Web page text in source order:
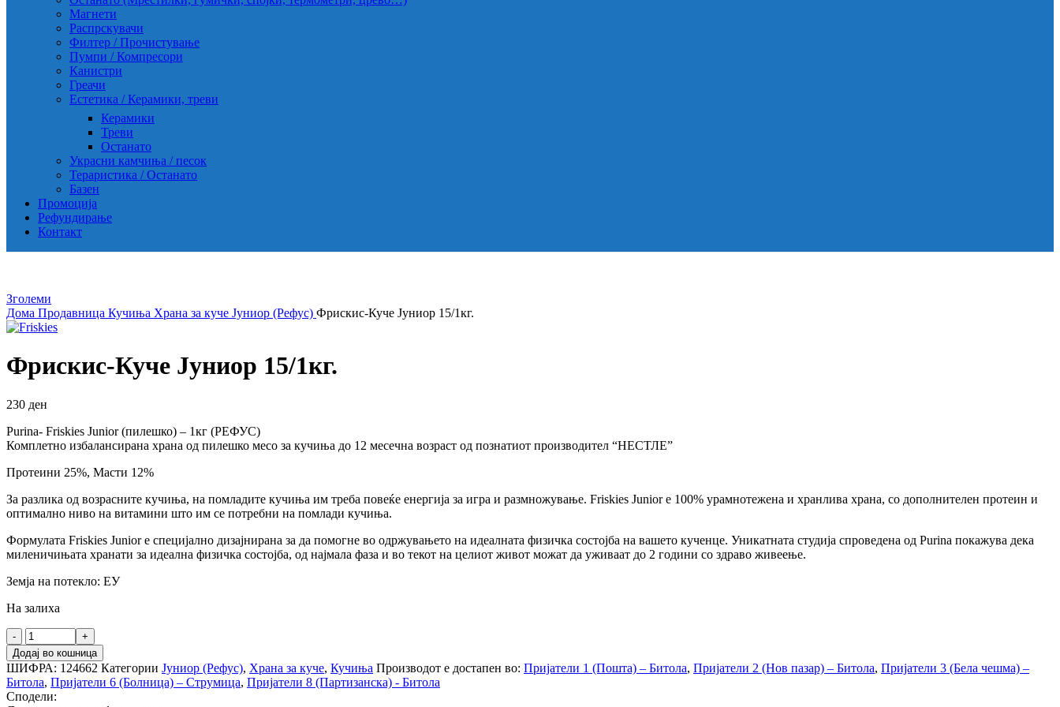
Магнети
Распрскувачи
Филтер / Прочистување
Пумпи / Компресори
Канистри
Греачи
Естетика / Керамики, треви
Керамики
Треви
Останато
Украсни камчиња / песок
Тераристика / Останато
Базен
Промоција
Рефундирање
Контакт
Зголеми
Дома Продавница Кучиња Храна за куче Јуниор (Рефус) Фрискис-Куче Јуниор 15/1кг.
Фрискис-Куче Јуниор 15/1кг.
230 ден
Purina- Friskies Junior (пилешко) – 1кг (РЕФУС)
Комплетно избалансирана храна од пилешко месо за кучиња до 12 месечна возраст од познатиот производител “НЕСТЛЕ”
Протеини 25%, Масти 12%
За разлика од возрасните кучиња, на помладите кучиња им треба повеќе енергија за игра и размножување. Friskies Junior е 100% урамнотежена и хранлива храна, со дополнителен протеин и
оптимално ниво на витамини што им се потребни на помлади кучиња.
Формулата Friskies Junior е специјално дизајнирана за да помогне во одржувањето на идеалната физичка состојба на вашето кученце. Уникатната студија спроведена од Purina покажува дека
миленичињата хранати за идеална физичка состојба, од најмала фаза и во текот на целиот живот можат да уживаат до 2 години со здраво живеење.
Земја на потекло: ЕУ
На залиха
Фрискис-
Куче
Јуниор
15/1кг.
количина
Додај во кошница
ШИФРА: 124662 Категории Јуниор (Рефус), Храна за куче, Кучиња Производот е достапен во: Пријатели 1 (Пошта) – Битола, Пријатели 2 (Нов пазар) – Битола, Пријатели 3 (Бела чешма) –
Битола, Пријатели 6 (Болница) – Струмица, Пријатели 8 (Партизанска) - Битола
Сподели: